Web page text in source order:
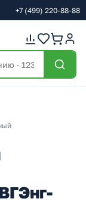
+7 (499) 220-88-88